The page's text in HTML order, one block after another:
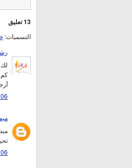
13 تعليق
التسميات:
كم
06 يناير, 2013 12:12
06 يناير, 2013 13:05